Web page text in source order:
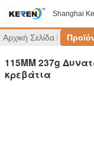
Shanghai
Αρχική Σελίδα
115MM 237g
κρεβάτια